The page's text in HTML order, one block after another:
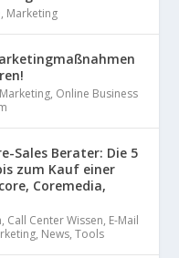
, Marketing
Marketing, Online Business
Sales Berater: Die 5
zum Kauf einer
Coremedia,
, Call Center Wissen, E-Mail
, News,Tools